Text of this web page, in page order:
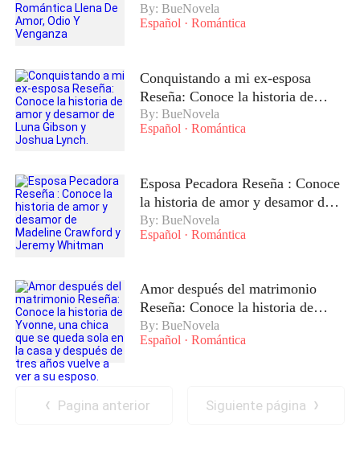
Llena De Amor, Odio Y Venganza
By: BueNovela
Español ·Romántica
Conquistando a mi ex-esposa
Reseña: Conoce la historia de
amor y desamor de Luna Gibson y
Joshua Lynch.
By: BueNovela
Español ·Romántica
Esposa Pecadora Reseña : Conoce
la historia de amor y desamor de
Madeline Crawford y Jeremy
Whitman
By: BueNovela
Español ·Romántica
Amor después del matrimonio
Reseña: Conoce la historia de
Yvonne, una chica que se queda
sola en la casa y después de tres
By: BueNovela
Español ·Romántica
Pagina anterior Siguiente página